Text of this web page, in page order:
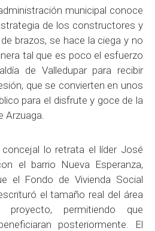
municipal conoce
de los constructores y
brazos, se hace la ciega y no
tal que es poco el esfuerzo
de Valledupar para recibir
que se convierten en unos
para el disfrute y goce de la
Arzuaga.
lo retrata el líder José
el barrio Nueva Esperanza,
el Fondo de Vivienda Social
el tamaño real del área
permitiendo que
posteriormente. El